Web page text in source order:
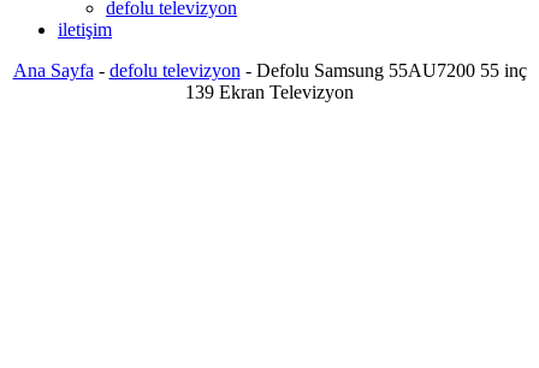
defolu televizyon
iletişim
Ana Sayfa - defolu televizyon - Defolu Samsung 55AU7200 55 inç
139 Ekran Televizyon